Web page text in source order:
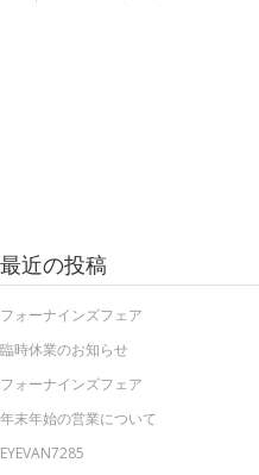
最近の投稿
フォーナインズフェア
臨時休業のお知らせ
フォーナインズフェア
年末年始の営業について
EYEVAN7285